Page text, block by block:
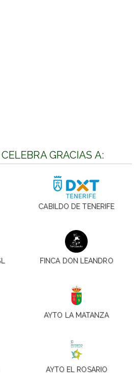
GRACIAS A:
CABILDO DE TENERIFE
FINCA DON LEANDRO
AYTO LA MATANZA
AYTO EL ROSARIO